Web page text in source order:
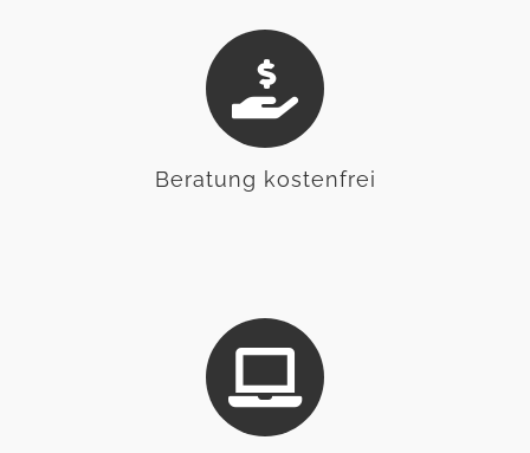
Beratung kostenfrei